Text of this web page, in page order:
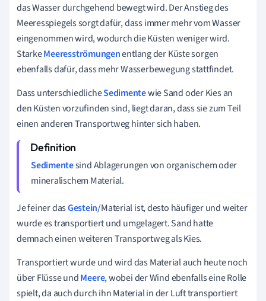
das Wasser durchgehend bewegt wird. Der Anstieg des
Meeresspiegels sorgt dafür, dass immer mehr vom Wasser
eingenommen wird, wodurch die Küsten weniger wird.
StarkeMeeresströmungenentlang der Küste sorgen
ebenfalls dafür, dass mehr Wasserbewegung stattfindet.
Dass unterschiedlicheSedimentewie Sand oder Kies an
den Küsten vorzufinden sind, liegt daran, dass sie zum Teil
einen anderen Transportweg hinter sich haben.
Sedimentesind Ablagerungen von organischem oder
mineralischem Material.
Je feiner dasGestein/Material ist, desto häufiger und weiter
wurde es transportiert und umgelagert. Sand hatte
demnach einen weiteren Transportweg als Kies.
Transportiert wurde und wird das Material auch heute noch
über Flüsse undMeere, wobei der Wind ebenfalls eine Rolle
spielt, da auch durch ihn Material in der Luft transportiert